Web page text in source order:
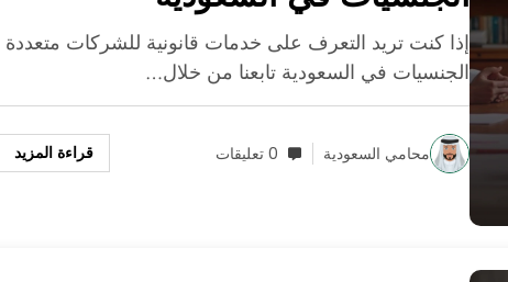
إذا كنت تريد التعرف على خدمات قانونية للشركات متعددة
الجنسيات في السعودية تابعنا من خلال…
محامي السعودية 0 تعليقات قراءة المزيد